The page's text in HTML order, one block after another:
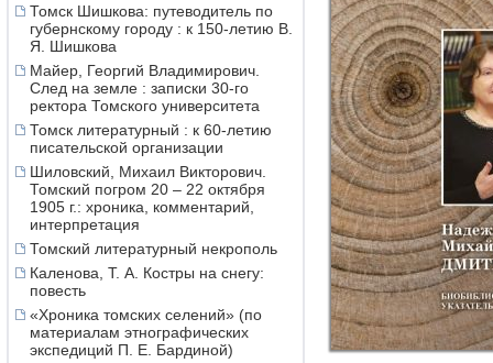
Томск Шишкова: путеводитель по
губернскому городу : к 150-летию В.
Я. Шишкова
Майер, Георгий Владимирович.
След на земле : записки 30-го
ректора Томского университета
Томск литературный : к 60-летию
писательской организации
Шиловский, Михаил Викторович.
Томский погром 20 – 22 октября
1905 г.: хроника, комментарий,
интерпретация
Томский литературный некрополь
Каленова, Т. А. Костры на снегу:
повесть
«Хроника томских селений» (по
материалам этнографических
экспедиций П. Е. Бардиной)